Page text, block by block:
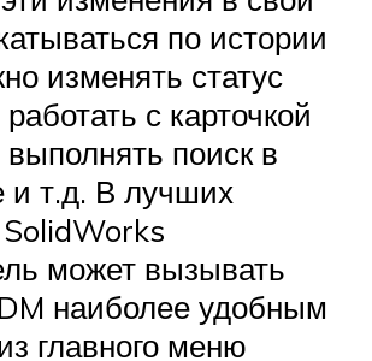
по истории
изменять статус
с карточкой
поиск в
и т.д. В лучших
может вызывать
наиболее удобным
главного меню